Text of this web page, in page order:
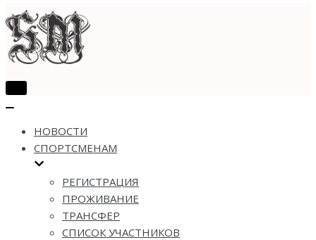
Показать/
навигациюНОВОСТИ
СПОРТСМЕНАМ
РЕГИСТРАЦИЯ
ПРОЖИВАНИЕ
ТРАНСФЕР
СПИСОК УЧАСТНИКОВ